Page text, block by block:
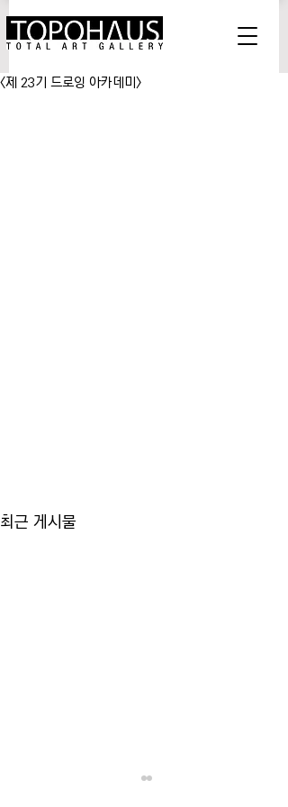
<제 23기 드로잉 아카데미>
최근 게시물